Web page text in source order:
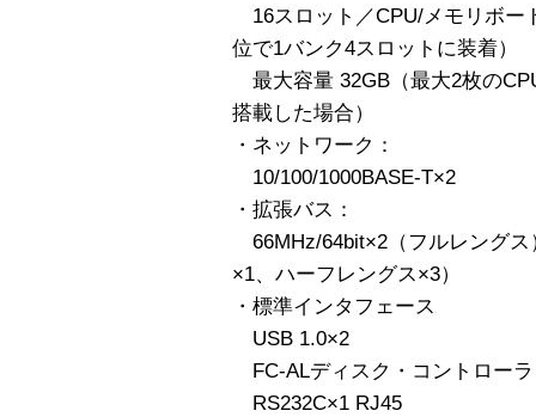
16スロット／CPU/メモリボー
位で1バンク4スロットに装着）
最大容量 32GB（最大2枚の
搭載した場合）
・ネットワーク：
10/100/1000BASE-T×2
・拡張バス：
66MHz/64bit×2（フルレングス
×1、ハーフレングス×3）
・標準インタフェース
USB 1.0×2
FC-ALディスク・コントロー
RS232C×1 RJ45